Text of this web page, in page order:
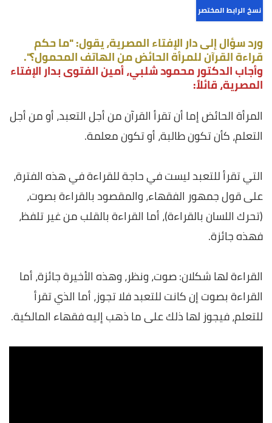
نسخ الرابط المختصر
ورد سؤال إلى دار الإفتاء المصرية، يقول: "ما حكم
قراءة القرآن للمرأة الحائض من الهاتف المحمول؟".
وأجاب الدكتور محمود شلبي، أمين الفتوى بدار الإفتاء
المصرية، قائلاً:
المرأة الحائض إما أن تقرأ القرآن من أجل التعبد، أو من أجل
التعلم، كأن تكون طالبة، أو تكون معلمة.
التي تقرأ للتعبد ليست في حاجة للقراءة في هذه الفترة،
على قول جمهور الفقهاء، والمقصود بالقراءة بصوت،
(تحرك اللسان بالقراءة)، أما القراءة بالقلب من غير تلفظ،
فهذه جائزة.
القراءة لها شكلان: صوت، ونظر، وهذه الأخيرة جائزة، أما
القراءة بصوت إن كانت للتعبد فلا تجوز، أما الذي تقرأ
للتعلم، فيجوز لها ذلك على ما ذهب إليه فقهاء المالكية.